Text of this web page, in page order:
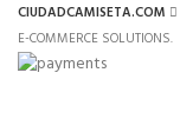
CIUDADCAMISETA.COM
E-COMMERCE SOLUTIONS.